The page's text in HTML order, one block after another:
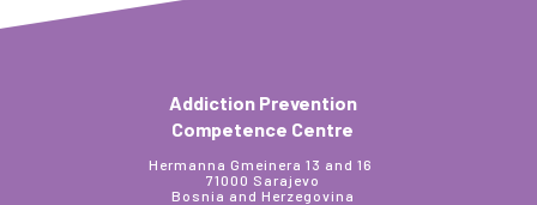
Addiction Prevention
Competence Centre
Hermanna Gmeinera 13 and 16
71000 Sarajevo
Bosnia and Herzegovina